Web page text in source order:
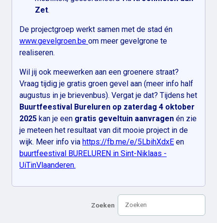
Zet.
De projectgroep werkt samen met de stad én
www.gevelgroen.be om meer gevelgrone te
realiseren.
Wil jij ook meewerken aan een groenere straat?
Vraag tijdig je gratis groen gevel aan (meer info half
augustus in je brievenbus). Vergat je dat? Tijdens het
Buurtfeestival Bureluren op zaterdag 4 oktober
2025 kan je een gratis geveltuin aanvragen én zie
je meteen het resultaat van dit mooie project in de
wijk. Meer info via https://fb.me/e/5LbihXdxE en
buurtfeestival BURELUREN in Sint-Niklaas -
UiTinVlaanderen.
Zoeken